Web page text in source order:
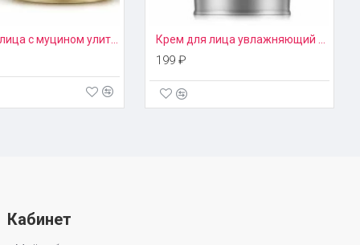
199 ₽
Кабинет